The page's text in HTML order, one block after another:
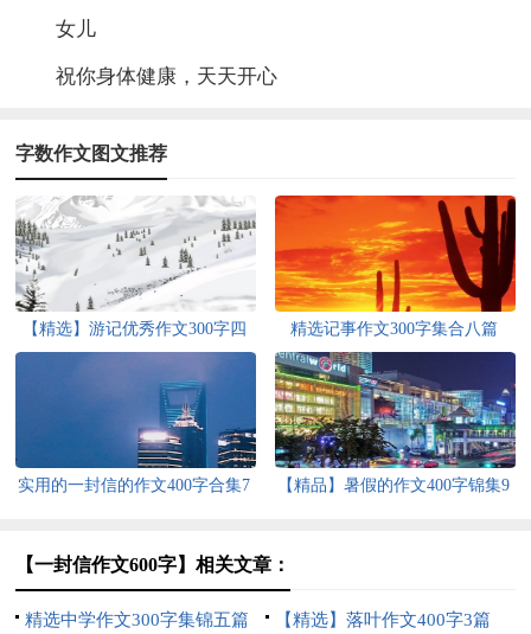
女儿
祝你身体健康，天天开心
字数作文图文推荐
【精选】游记优秀作文300字四
精选记事作文300字集合八篇
实用的一封信的作文400字合集7
【精品】暑假的作文400字锦集9
【一封信作文600字】相关文章：
精选中学作文300字集锦五篇 【精选】落叶作文400字3篇